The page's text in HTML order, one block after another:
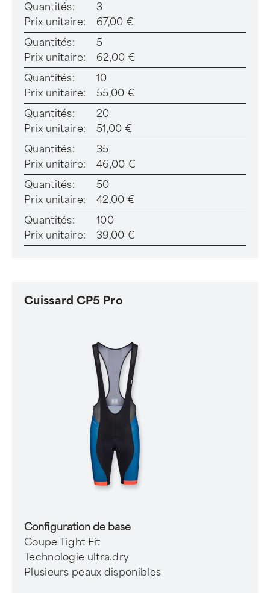
Quantités:
3
Prix unitaire:
67,00 €
Quantités:
5
Prix unitaire:
62,00 €
Quantités:
10
Prix unitaire:
55,00 €
Quantités:
20
Prix unitaire:
51,00 €
Quantités:
35
Prix unitaire:
46,00 €
Quantités:
50
Prix unitaire:
42,00 €
Quantités:
100
Prix unitaire:
39,00 €
Cuissard CP5 Pro
Configuration de base
Coupe Tight Fit
Technologie ultra.dry
Plusieurs peaux disponibles